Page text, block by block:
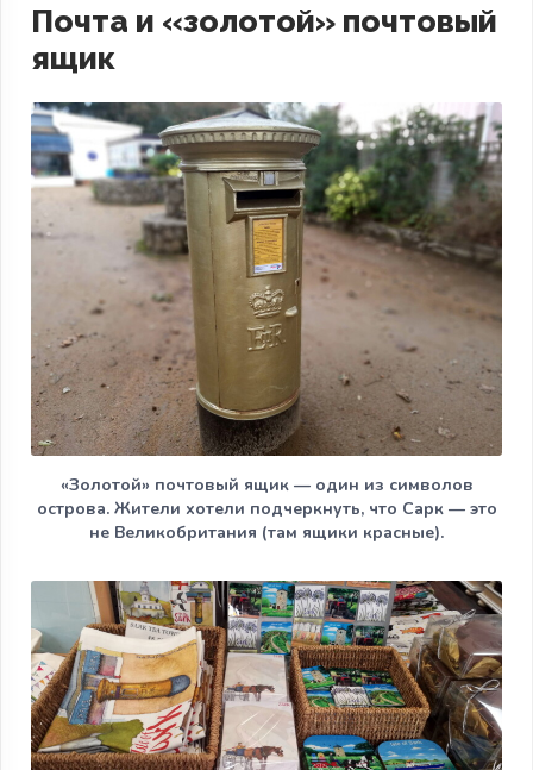
Почта и «золотой» почтовый
ящик
«Золотой» почтовый ящик — один из символов
острова. Жители хотели подчеркнуть, что Сарк — это
не Великобритания (там ящики красные).